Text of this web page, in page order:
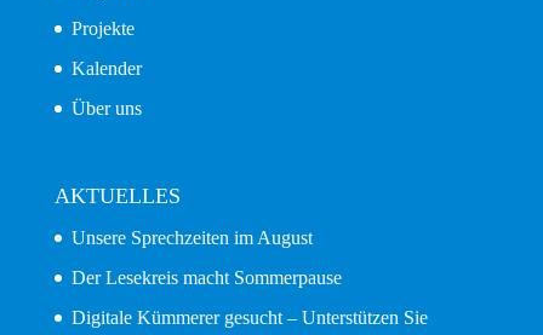
Projekte
Kalender
Über uns
AKTUELLES
Unsere Sprechzeiten im August
Der Lesekreis macht Sommerpause
Digitale Kümmerer gesucht – Unterstützen Sie